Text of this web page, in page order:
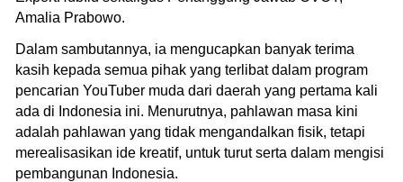
Amalia Prabowo.
Dalam sambutannya, ia mengucapkan banyak terima
kasih kepada semua pihak yang terlibat dalam program
pencarian YouTuber muda dari daerah yang pertama kali
ada di Indonesia ini. Menurutnya, pahlawan masa kini
adalah pahlawan yang tidak mengandalkan fisik, tetapi
merealisasikan ide kreatif, untuk turut serta dalam mengisi
pembangunan Indonesia.